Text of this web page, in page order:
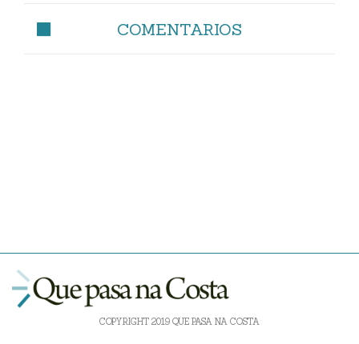
COMENTARIOS
COPYRIGHT 2019 QUE PASA NA COSTA